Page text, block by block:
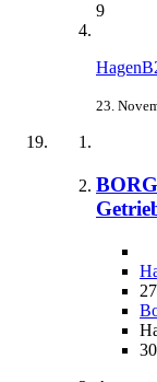
9
23.